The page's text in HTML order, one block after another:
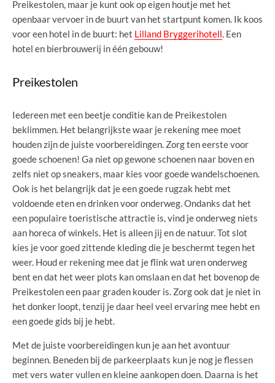
Preikestolen, maar je kunt ook op eigen houtje met het
openbaar vervoer in de buurt van het startpunt komen. Ik koos
voor een hotel in de buurt: het Lilland Bryggerihotell. Een
hotel en bierbrouwerij in één gebouw!
Preikestolen
Iedereen met een beetje conditie kan de Preikestolen
beklimmen. Het belangrijkste waar je rekening mee moet
houden zijn de juiste voorbereidingen. Zorg ten eerste voor
goede schoenen! Ga niet op gewone schoenen naar boven en
zelfs niet op sneakers, maar kies voor goede wandelschoenen.
Ook is het belangrijk dat je een goede rugzak hebt met
voldoende eten en drinken voor onderweg. Ondanks dat het
een populaire toeristische attractie is, vind je onderweg niets
aan horeca of winkels. Het is alleen jij en de natuur. Tot slot
kies je voor goed zittende kleding die je beschermt tegen het
weer. Houd er rekening mee dat je flink wat uren onderweg
bent en dat het weer plots kan omslaan en dat het bovenop de
Preikestolen een paar graden kouder is. Zorg ook dat je niet in
het donker loopt, tenzij je daar heel veel ervaring mee hebt en
een goede gids bij je hebt.
Met de juiste voorbereidingen kun je aan het avontuur
beginnen. Beneden bij de parkeerplaats kun je nog je flessen
met vers water vullen en kleine aankopen doen. Daarna is het